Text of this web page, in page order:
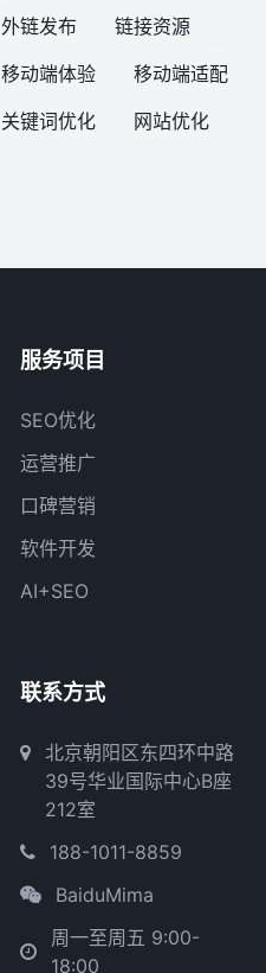
外链发布
链接资源
移动端体验
移动端适配
关键词优化
网站优化
服务项目
SEO优化
运营推广
口碑营销
软件开发
AI+SEO
联系方式
北京朝阳区东四环中路
39号华业国际中心B座
212室
188-1011-8859
BaiduMima
周一至周五 9:00-
18:00